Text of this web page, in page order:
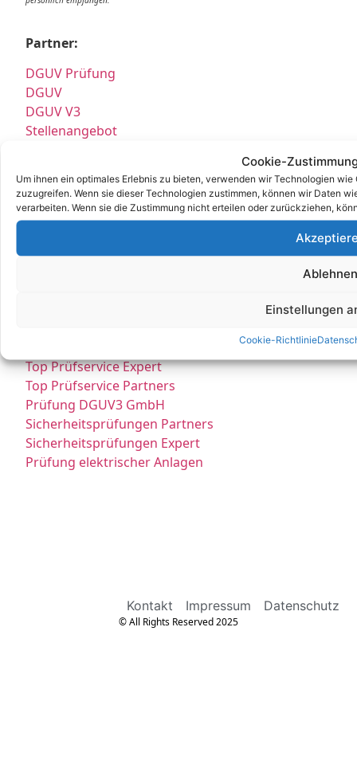
Cookie-
Um ihnen ein optimales Erlebnis zu bieten, verwenden wir Technologien
zuzugreifen. Wenn sie dieser Technologien zustimmen, können wir Daten
verarbeiten. Wenn sie die Zustimmung nicht erteilen oder zurückziehen,
Ablehnen
Einstellungen
Cookie-Richtlinie
Partner:
DGUV Prüfung
DGUV
DGUV V3
Stellenangebot
E Check GmbH
E Service Check Expert
E Service Check Partners
Top Prüfservice Expert
Top Prüfservice Partners
Prüfung DGUV3 GmbH
Sicherheitsprüfungen Partners
Sicherheitsprüfungen Expert
Prüfung elektrischer Anlagen
Kontakt Impressum Datenschutz
© All Rights Reserved 2025